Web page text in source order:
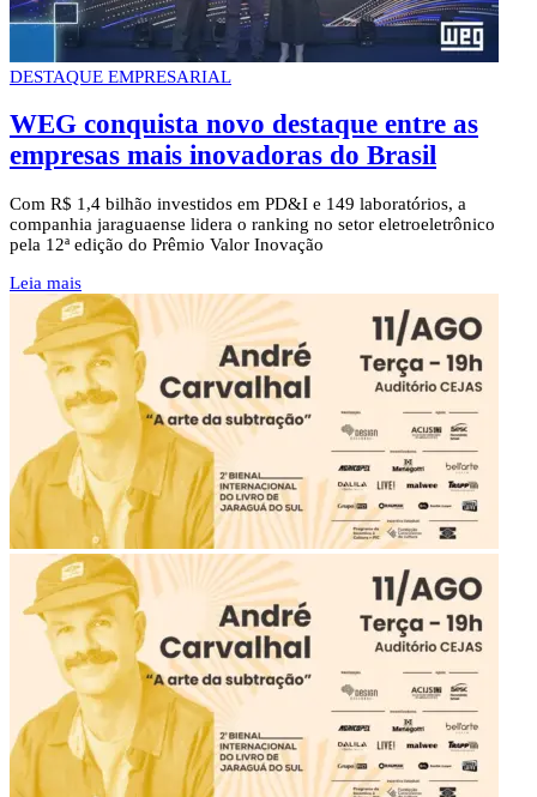
DESTAQUE EMPRESARIAL
WEG conquista novo destaque entre as
empresas mais inovadoras do Brasil
Com R$ 1,4 bilhão investidos em PD&I e 149 laboratórios, a
companhia jaraguaense lidera o ranking no setor eletroeletrônico
pela 12ª edição do Prêmio Valor Inovação
Leia mais